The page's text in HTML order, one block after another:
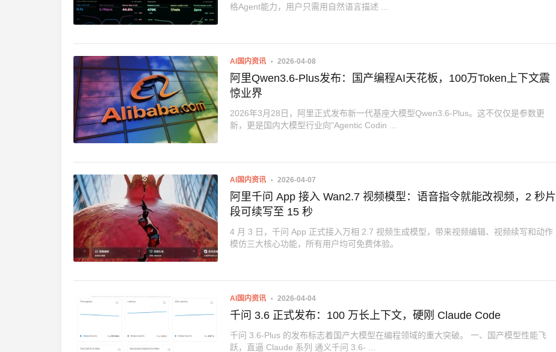
格Agent能力，用户只需用自然语言描述 ...
AI国内资讯 2026-04-08
阿里Qwen3.6-Plus发布：国产编程AI天花板，100万Token上下文震
惊业界
2026年3月28日，阿里正式发布新一代基座大模型Qwen3.6-Plus。这不仅仅是参数更
新，更是国内大模型行业向"Agentic Codin ...
AI国内资讯 2026-04-07
阿里千问 App 接入 Wan2.7 视频模型：语音指令就能改视频，2 秒片
段可续写至 15 秒
4 月 3 日，千问 App 正式接入万相 2.7 视频生成模型，带来视频编辑、视频续写和动作
模仿三大核心功能，所有用户均可免费体验。
AI国内资讯 2026-04-04
千问 3.6 正式发布：100 万长上下文，硬刚 Claude Code
千问 3.6-Plus 的发布标志着国产大模型在编程领域的重大突破。 一、国产模型性能飞
跃，直逼 Claude 系列 通义千问 3.6- ...